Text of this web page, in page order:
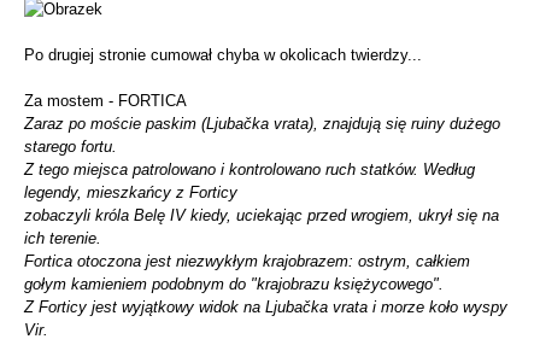
Po drugiej stronie cumował chyba w okolicach twierdzy...
Za mostem - FORTICA
Zaraz po moście paskim (Ljubačka vrata), znajdują się ruiny dużego
starego fortu.
Z tego miejsca patrolowano i kontrolowano ruch statków. Według
legendy, mieszkańcy z Forticy
zobaczyli króla Belę IV kiedy, uciekając przed wrogiem, ukrył się na
ich terenie.
Fortica otoczona jest niezwykłym krajobrazem: ostrym, całkiem
gołym kamieniem podobnym do "krajobrazu księżycowego".
Z Forticy jest wyjątkowy widok na Ljubačka vrata i morze koło wyspy
Vir.